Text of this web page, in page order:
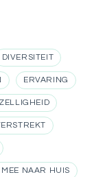
DIVERSITEIT
ERVARING
MEE NAAR HUIS